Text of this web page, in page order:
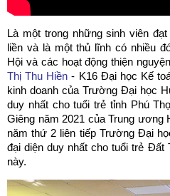
Là một trong những sinh viên
liền và là một thủ lĩnh có nhiều
Hội và các hoạt động thiện
Thị Thu Hiền- K16 Đại học Kế
kinh doanh của Trường Đại học
duy nhất cho tuổi trẻ tỉnh Phú
Giêng năm 2021 của Trung ương
năm thứ 2 liên tiếp Trường Đại
đại diện duy nhất cho tuổi trẻ Đất
này.